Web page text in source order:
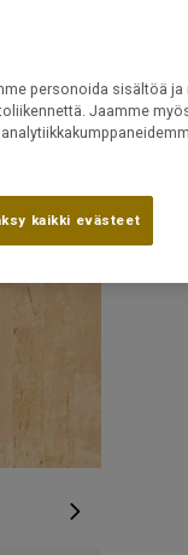
8540002
personoida sisältöä ja
Jaamme
kaikki evästeet